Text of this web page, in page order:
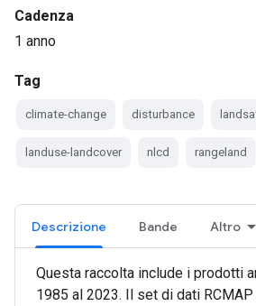
Cadenza
1 anno
Tag
climate-change disturbance
landuse-landcover nlcd rangeland
Descrizione Bande Altro
Questa raccolta include i prodotti
1985 al 2023. Il set di dati RCMAP